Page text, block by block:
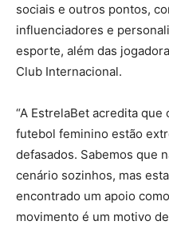
sociais e outros pontos,
influenciadores e
esporte, além das
Club Internacional.
“A EstrelaBet acredita
futebol feminino estão
defasados. Sabemos que
cenário sozinhos, mas
encontrado um apoio
movimento é um motivo